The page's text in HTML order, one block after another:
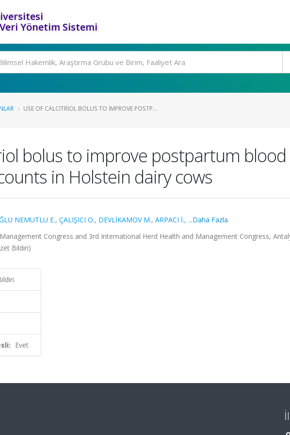
Yönetim Sistemi
USE OF CALCITRIOL BOLUS TO IMPROVE POSTP...
bolus to improve postpartum blood
in Holstein dairy cows
NEMUTLU E., ÇALIŞICI O., DEVLİKAMOV M., ARPACI İ., ...Daha Fazla
Congress and 3rd International Herd Health and Management Congress,
Bildiri)
Evet